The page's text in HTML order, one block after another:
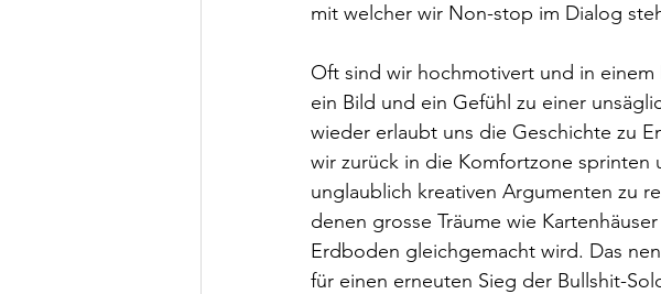
mit welcher wir Non-stop im Dialog
Oft sind wir hochmotivert und in
ein Bild und ein Gefühl zu einer
wieder erlaubt uns die Geschichte zu
wir zurück in die Komfortzone sprinten
unglaublich kreativen Argumenten zu
denen grosse Träume wie
Erdboden gleichgemacht wird. Das
für einen erneuten Sieg der Bullshit-